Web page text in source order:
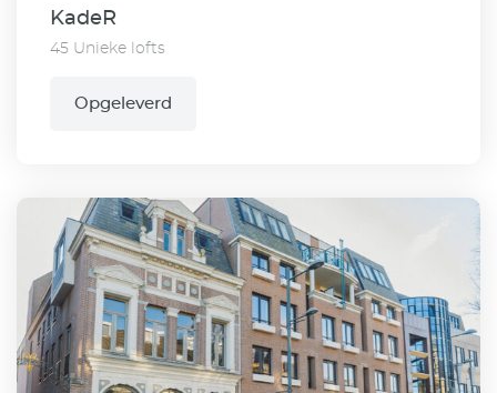
KadeR
45 Unieke lofts
Opgeleverd